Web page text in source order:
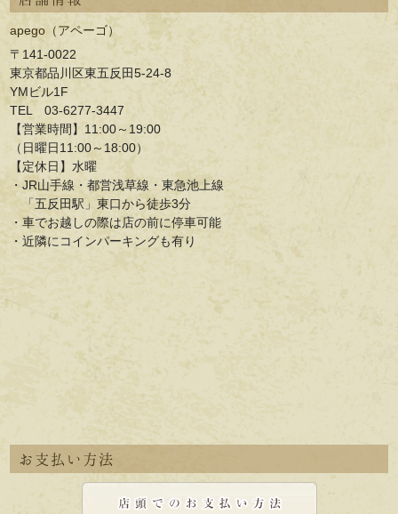
apego（アペーゴ）
〒141-0022
東京都品川区東五反田5-24-8
YMビル1F
TEL 03-6277-3447
【営業時間】11:00～19:00
（日曜日11:00～18:00）
【定休日】水曜
・JR山手線・都営浅草線・東急池上線
「五反田駅」東口から徒歩3分
・車でお越しの際は店の前に停車可能
・近隣にコインパーキングも有り
お支払い方法